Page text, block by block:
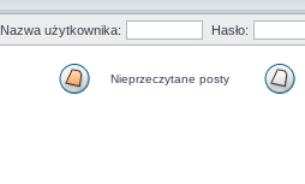
Nazwa użytkownika: Hasło:
Nieprzeczytane posty